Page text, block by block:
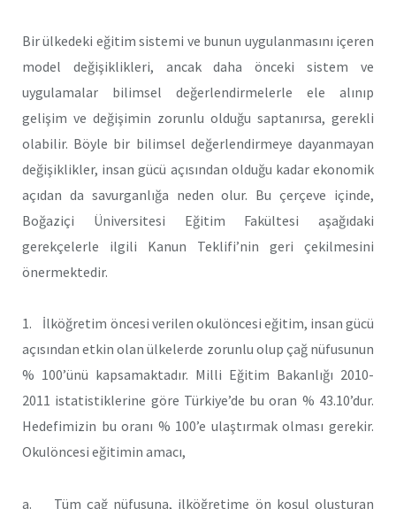
Bir ülkedeki eğitim sistemi ve bunun uygulanmasını içeren
model değişiklikleri, ancak daha önceki sistem ve
uygulamalar bilimsel değerlendirmelerle ele alınıp
gelişim ve değişimin zorunlu olduğu saptanırsa, gerekli
olabilir. Böyle bir bilimsel değerlendirmeye dayanmayan
değişiklikler, insan gücü açısından olduğu kadar ekonomik
açıdan da savurganlığa neden olur. Bu çerçeve içinde,
Boğaziçi Üniversitesi Eğitim Fakültesi aşağıdaki
gerekçelerle ilgili Kanun Teklifi’nin geri çekilmesini
önermektedir.
1. İlköğretim öncesi verilen okulöncesi eğitim, insan gücü
açısından etkin olan ülkelerde zorunlu olup çağ nüfusunun
% 100’ünü kapsamaktadır. Milli Eğitim Bakanlığı 2010-
2011 istatistiklerine göre Türkiye’de bu oran % 43.10’dur.
Hedefimizin bu oranı % 100’e ulaştırmak olması gerekir.
Okulöncesi eğitimin amacı,
a. Tüm çağ nüfusuna, ilköğretime ön koşul oluşturan